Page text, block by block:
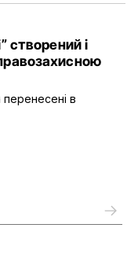
створений і
перенесені в